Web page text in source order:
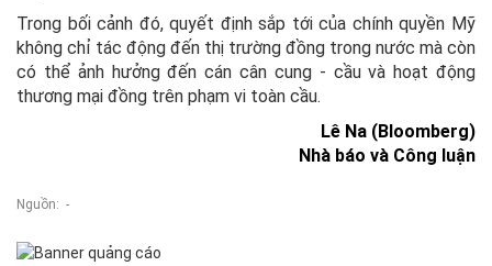
Trong bối cảnh đó, quyết định sắp tới của chính quyền Mỹ
không chỉ tác động đến thị trường đồng trong nước mà còn
có thể ảnh hưởng đến cán cân cung - cầu và hoạt động
thương mại đồng trên phạm vi toàn cầu.
Lê Na (Bloomberg)
Nhà báo và Công luận
Nguồn: -